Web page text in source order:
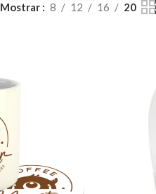
Mostrar 8 12 16 20